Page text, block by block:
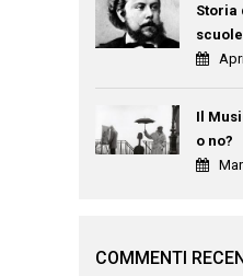
Storia
Il
o no?
COMMENTI